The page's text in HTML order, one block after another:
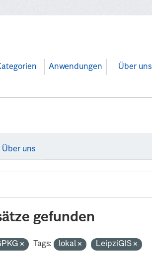
Anwendungen Über uns
Über uns
gefunden
Tags: lokal
LeipziGIS